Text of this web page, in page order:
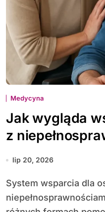
Medycyna
Jak wygląda
z
lip 20, 2026
System wsparcia dla osób z